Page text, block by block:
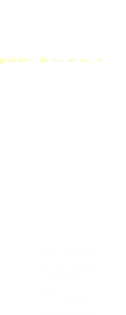
der Links übernehmen wir